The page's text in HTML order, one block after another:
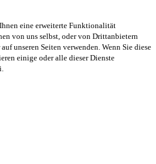
eine erweiterte Funktionalität
von uns selbst, oder von Drittanbietern
unseren Seiten verwenden. Wenn Sie diese
einige oder alle dieser Dienste